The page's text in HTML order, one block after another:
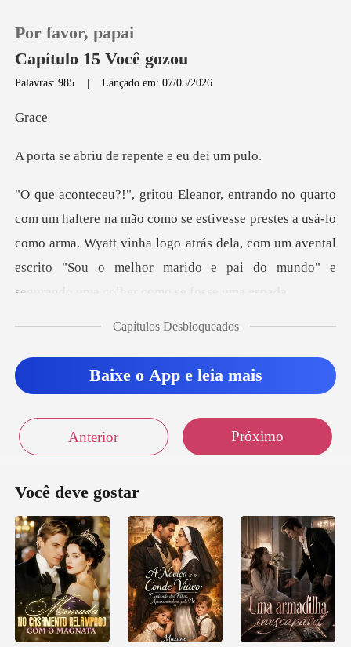
Loja
Por favor, papai
Capítulo 15 Você gozou
Palavras: 985 |Lançado em: 07/05/2026
r
u de repente e
stivesse prestes a usá-lo
como arma. Wyatt vinha logo atrás dela, com um avental
escrit
ém aqui?!Capítulos Desbloqueados
Baixe o App e leia mais
Anterior Próximo
Você deve gostar